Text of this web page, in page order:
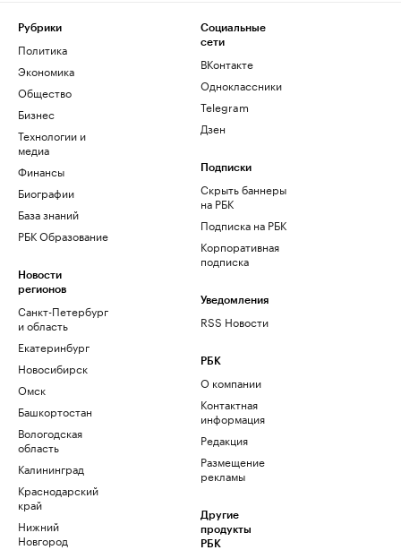
Рубрики
Политика
Экономика
Общество
Бизнес
Технологии и
медиа
Финансы
Биографии
База знаний
РБК Образование
Новости
регионов
Санкт-Петербург
и область
Екатеринбург
Новосибирск
Омск
Башкортостан
Вологодская
область
Калининград
Краснодарский
край
Нижний
Новгород
Социальные
сети
ВКонтакте
Одноклассники
Telegram
Дзен
Подписки
Скрыть баннеры
на РБК
Подписка на РБК
Корпоративная
подписка
Уведомления
RSS Новости
РБК
О компании
Контактная
информация
Редакция
Размещение
рекламы
Другие
продукты
РБК